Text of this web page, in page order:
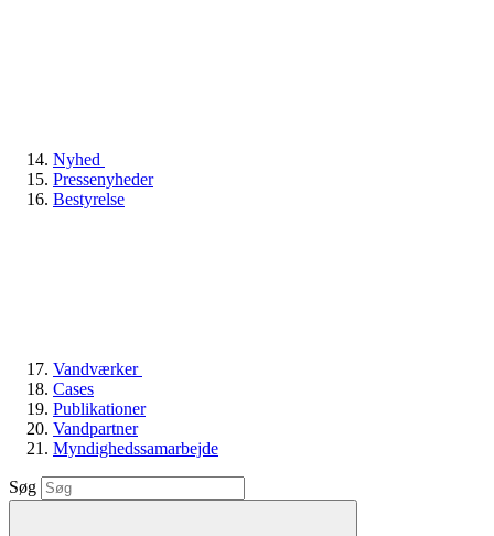
Nyhed
Pressenyheder
Bestyrelse
Vandværker
Cases
Publikationer
Vandpartner
Myndighedssamarbejde
Søg